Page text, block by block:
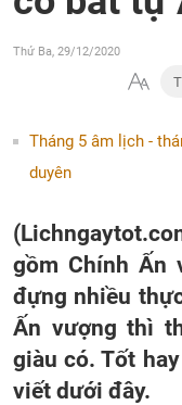
Thứ Ba, 29/12/2020
Tháng 5 âm lịch -
duyên
gồm Chính Ấn
đựng nhiều
Ấn vượng thì
giàu có. Tốt
viết dưới đây.